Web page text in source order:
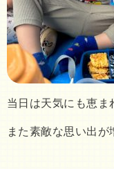
当日は天気にも恵ま
また素敵な思い出